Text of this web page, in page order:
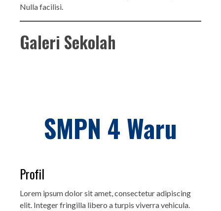
Nulla facilisi.
Galeri Sekolah
SMPN 4 Waru
Profil
Lorem ipsum dolor sit amet, consectetur adipiscing
elit. Integer fringilla libero a turpis viverra vehicula.